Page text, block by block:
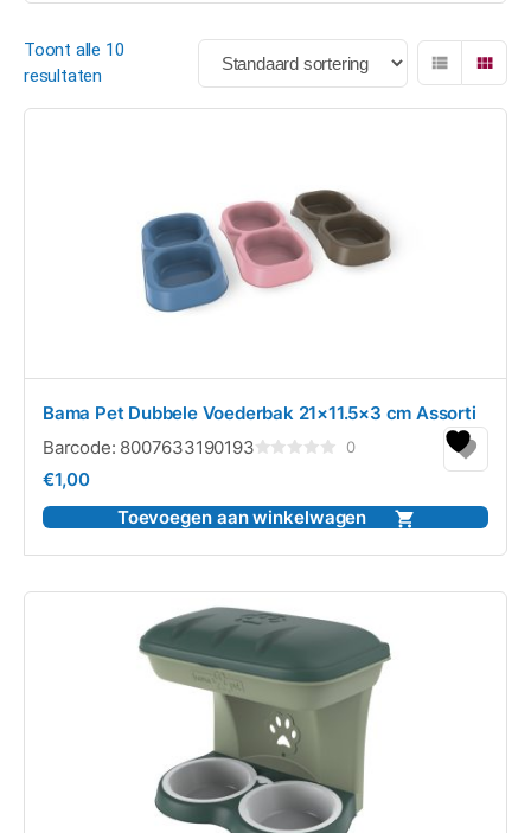
Toont alle 10
resultaten
Bama Pet Dubbele Voederbak 21×11.5×3 cm Assorti
Barcode: 8007633190193
5
0
€1,00
Toevoegen aan winkelwagen